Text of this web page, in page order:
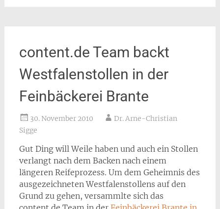
content.de Team backt
Westfalenstollen in der
Feinbäckerei Brante
30. November 2010
Dr. Arne-Christian
Sigge
Gut Ding will Weile haben und auch ein Stollen
verlangt nach dem Backen nach einem
längeren Reifeprozess. Um dem Geheimnis des
ausgezeichneten Westfalenstollens auf den
Grund zu gehen, versammlte sich das